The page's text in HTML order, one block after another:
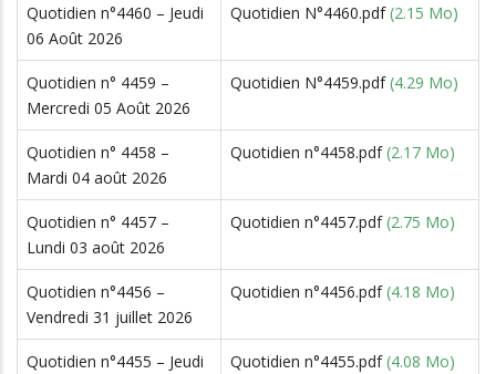
Quotidien n°4460 – Jeudi
06 Août 2026
Quotidien N°4460.pdf (2.15 Mo)
Quotidien n° 4459 –
Mercredi 05 Août 2026
Quotidien N°4459.pdf (4.29 Mo)
Quotidien n° 4458 –
Mardi 04 août 2026
Quotidien n°4458.pdf (2.17 Mo)
Quotidien n° 4457 –
Lundi 03 août 2026
Quotidien n°4457.pdf (2.75 Mo)
Quotidien n°4456 –
Vendredi 31 juillet 2026
Quotidien n°4456.pdf (4.18 Mo)
Quotidien n°4455 – Jeudi
Quotidien n°4455.pdf (4.08 Mo)